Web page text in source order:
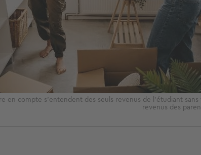
en compte s'entendent des seuls revenus de l’étudiant
revenus des